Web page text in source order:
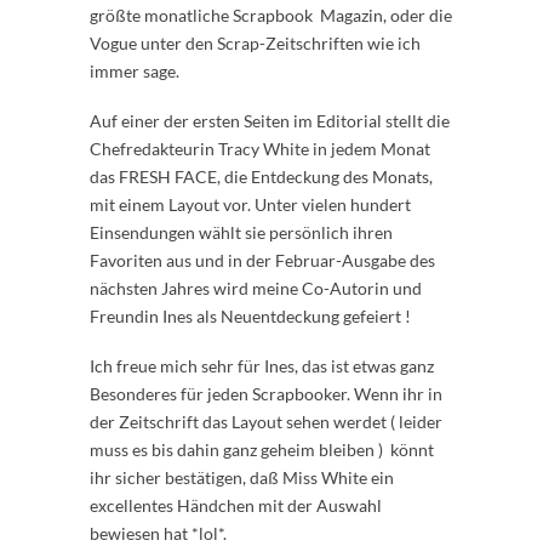
größte monatliche Scrapbook Magazin, oder die
Vogue unter den Scrap-Zeitschriften wie ich
immer sage.
Auf einer der ersten Seiten im Editorial stellt die
Chefredakteurin Tracy White in jedem Monat
das FRESH FACE, die Entdeckung des Monats,
mit einem Layout vor. Unter vielen hundert
Einsendungen wählt sie persönlich ihren
Favoriten aus und in der Februar-Ausgabe des
nächsten Jahres wird meine Co-Autorin und
Freundin Ines als Neuentdeckung gefeiert !
Ich freue mich sehr für Ines, das ist etwas ganz
Besonderes für jeden Scrapbooker. Wenn ihr in
der Zeitschrift das Layout sehen werdet ( leider
muss es bis dahin ganz geheim bleiben ) könnt
ihr sicher bestätigen, daß Miss White ein
excellentes Händchen mit der Auswahl
bewiesen hat *lol*.